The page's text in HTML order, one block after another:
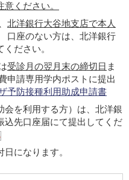
ください。
北洋銀行大谷地支店で本人
口座のない方は、北洋銀行
ださい。
受診月の翌月末の締切日 ま
申請専用学内ポストに提出
予防接種利用助成申請書
会を利用する方）は、北洋銀
込先口座届にて提出してくだ
になります。